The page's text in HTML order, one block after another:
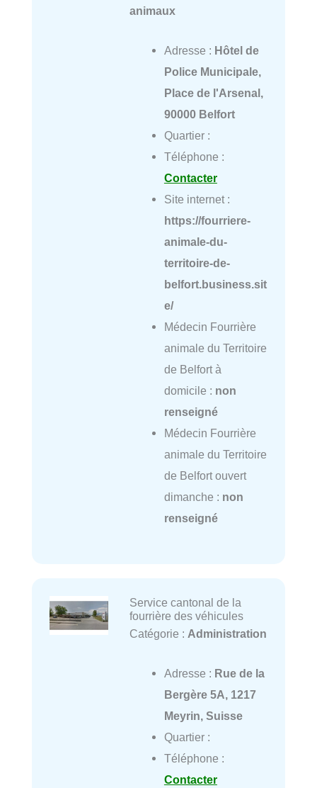
animaux
Adresse : Hôtel de
Police Municipale,
Place de l'Arsenal,
90000 Belfort
Quartier :
Téléphone :
Contacter
Site internet :
https://fourriere-
animale-du-
territoire-de-
belfort.business.sit
e/
Médecin Fourrière
animale du Territoire
de Belfort à
domicile : non
renseigné
Médecin Fourrière
animale du Territoire
de Belfort ouvert
dimanche : non
renseigné
Service cantonal de la
fourrière des véhicules
Catégorie : Administration
Adresse : Rue de la
Bergère 5A, 1217
Meyrin, Suisse
Quartier :
Téléphone :
Contacter